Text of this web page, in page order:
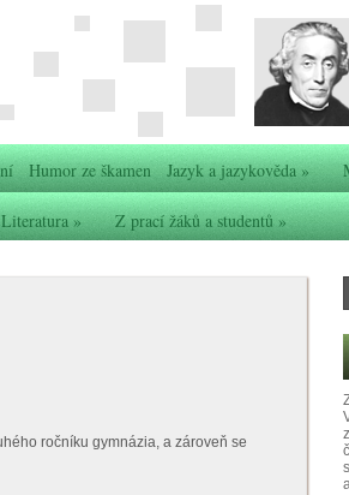
Humor ze škamen Jazyk a jazykověda»
Literatura» Z prací žáků a studentů»
ročníku gymnázia, a zároveň se